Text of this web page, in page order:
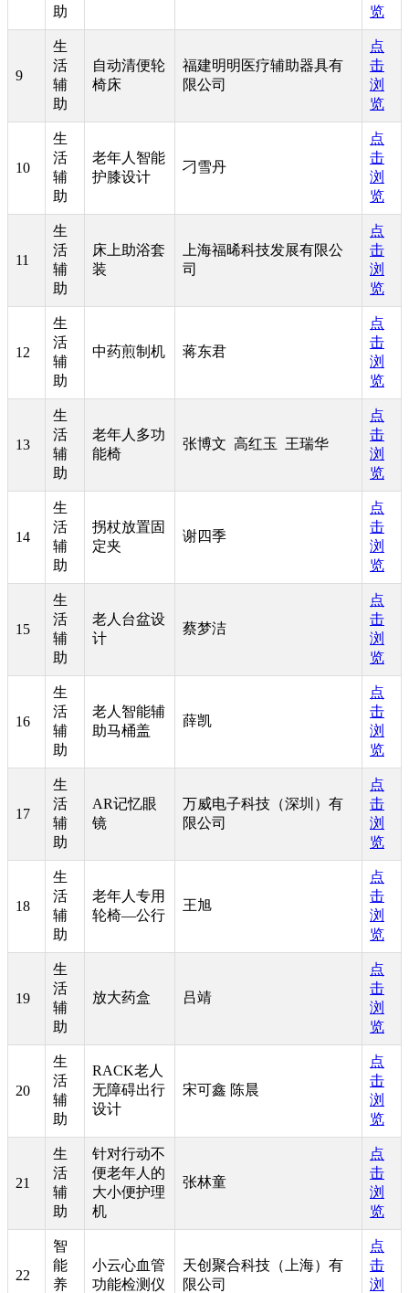
助 览
9
生
活
辅
助
自动清便轮
椅床
福建明明医疗辅助器具有
限公司
点
击
浏
览
10
生
活
辅
助
老年人智能
护膝设计
刁雪丹
点
击
浏
览
11
生
活
辅
助
床上助浴套
装
上海福晞科技发展有限公
司
点
击
浏
览
12
生
活
辅
助
中药煎制机 蒋东君
点
击
浏
览
13
生
活
辅
助
老年人多功
能椅
张博文 高红玉 王瑞华
点
击
浏
览
14
生
活
辅
助
拐杖放置固
定夹
谢四季
点
击
浏
览
15
生
活
辅
助
老人台盆设
计
蔡梦洁
点
击
浏
览
16
生
活
辅
助
老人智能辅
助马桶盖
薛凯
点
击
浏
览
17
生
活
辅
助
AR记忆眼
镜
万威电子科技（深圳）有
限公司
点
击
浏
览
18
生
活
辅
助
老年人专用
轮椅—公行
王旭
点
击
浏
览
19
生
活
辅
助
放大药盒 吕靖
点
击
浏
览
20
生
活
辅
助
RACK老人
无障碍出行
设计
宋可鑫 陈晨
点
击
浏
览
21
生
活
辅
助
针对行动不
便老年人的
大小便护理
机
张林童
点
击
浏
览
22
智
能
养
小云心血管
功能检测仪
天创聚合科技（上海）有
限公司
点
击
浏